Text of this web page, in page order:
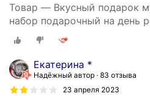
Товар — Вкусный подарок
набор подарочный на день
Екатерина *
Надёжный автор 83 отзыва
23 апреля 2023